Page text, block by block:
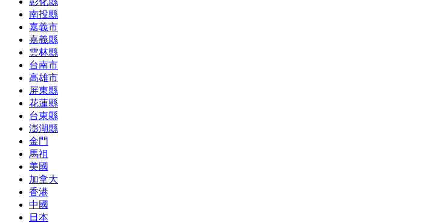
南投縣
嘉義市
嘉義縣
雲林縣
台南市
高雄市
屏東縣
花蓮縣
台東縣
澎湖縣
金門
馬祖
美國
加拿大
香港
中國
日本